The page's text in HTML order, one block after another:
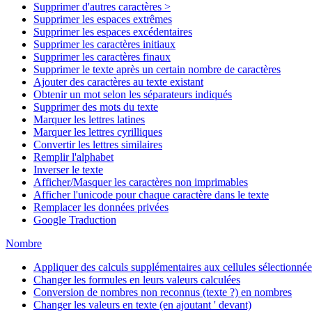
Supprimer d'autres caractères >
Supprimer les espaces extrêmes
Supprimer les espaces excédentaires
Supprimer les caractères initiaux
Supprimer les caractères finaux
Supprimer le texte après un certain nombre de caractères
Ajouter des caractères au texte existant
Obtenir un mot selon les séparateurs indiqués
Supprimer des mots du texte
Marquer les lettres latines
Marquer les lettres cyrilliques
Convertir les lettres similaires
Remplir l'alphabet
Inverser le texte
Afficher/Masquer les caractères non imprimables
Afficher l'unicode pour chaque caractère dans le texte
Remplacer les données privées
Google Traduction
Nombre
Appliquer des calculs supplémentaires aux cellules
Changer les formules en leurs valeurs calculées
Conversion de nombres non reconnus (texte ?) en nombres
Changer les valeurs en texte (en ajoutant ' devant)